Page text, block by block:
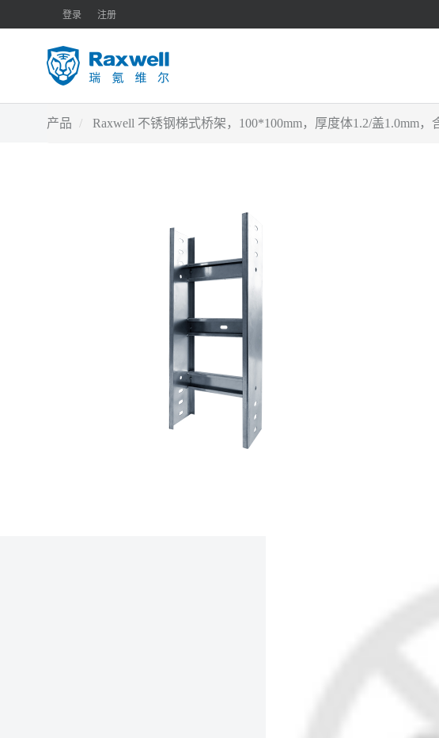
登录 注册
产品 Raxwell 不锈钢梯式桥架，100*100mm，厚度体1.2/盖1.0mm，